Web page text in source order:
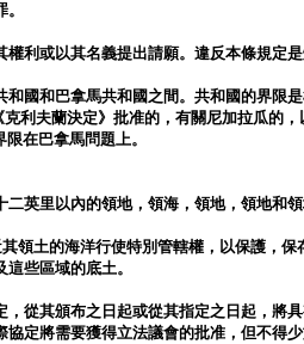
利或以其名義提出請願。違反本條規定是
國和巴拿馬共和國之間。共和國的界限
利夫蘭決定》批准的，有關尼加拉瓜的
在巴拿馬問題上。
英里以內的領地，領海，領地，領地和
領土的海洋行使特別管轄權，以保護，保
些區域的底土。
從其頒布之日起或從其指定之日起，將具
定將需要獲得立法議會的批准，但不得